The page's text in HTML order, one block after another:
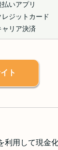
いアプリ
ジットカード
リア決済
ト
利用して現金